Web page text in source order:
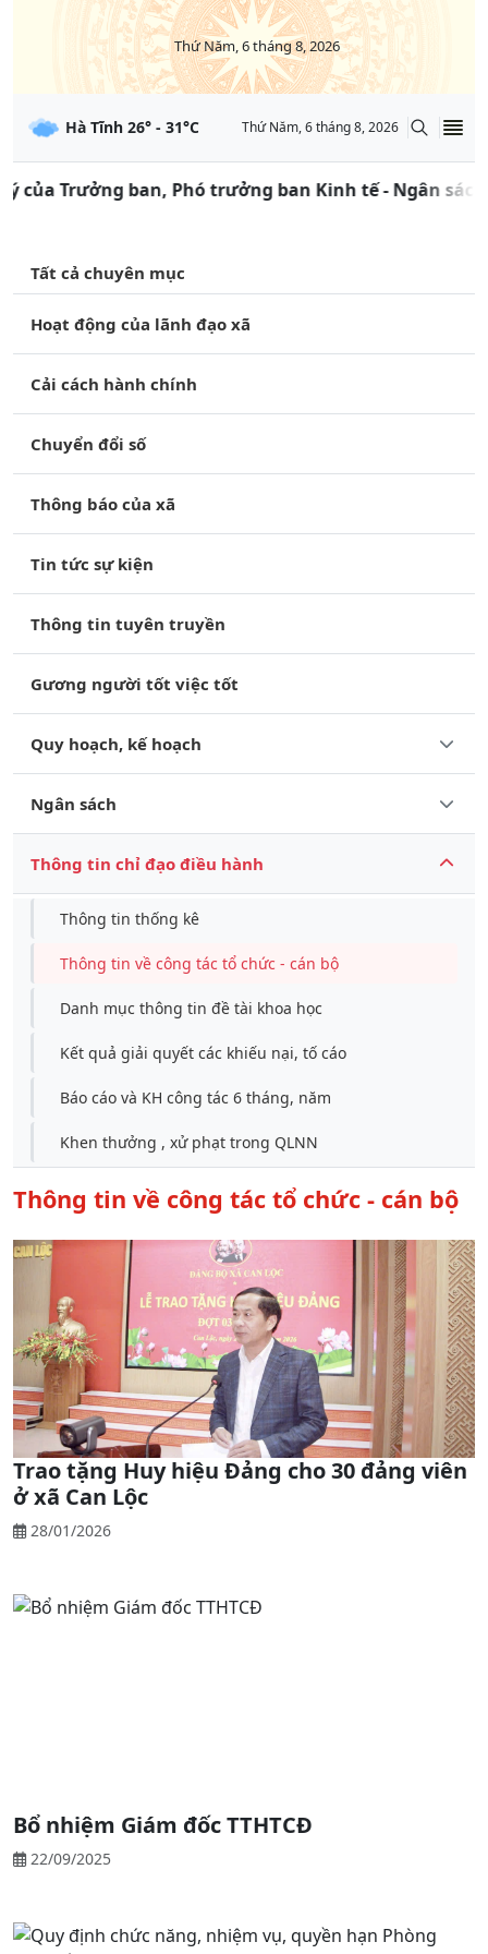
Thứ Năm, 6 tháng 8, 2026
Hà Tĩnh 26° - 31°C Thứ Năm, 6 tháng 8, 2026
Trưởng ban, Phó trưởng ban Kinh tế - Ngân
Tất cả chuyên mục
Hoạt động của lãnh đạo xã
Cải cách hành chính
Chuyển đổi số
Thông báo của xã
Tin tức sự kiện
Thông tin tuyên truyền
Gương người tốt việc tốt
Quy hoạch, kế hoạch
Ngân sách
Thông tin chỉ đạo điều hành
Thông tin thống kê
Thông tin về công tác tổ chức - cán bộ
Danh mục thông tin đề tài khoa học
Kết quả giải quyết các khiếu nại, tố cáo
Báo cáo và KH công tác 6 tháng, năm
Khen thưởng , xử phạt trong QLNN
Thông tin về công tác tổ chức - cán bộ
Trao tặng Huy hiệu Đảng cho 30 đảng viên
ở xã Can Lộc
28/01/2026
Bổ nhiệm Giám đốc TTHTCĐ
22/09/2025